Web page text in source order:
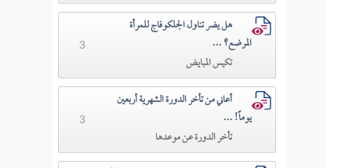
هل يضر تناول الجلكوفاج للمرأة
المرضع؟ ...
تكيس المبايض
3
أعاني من تأخر الدورة الشهرية أربعين
يوماً! ...
تأخر الدورة عن موعدها
3